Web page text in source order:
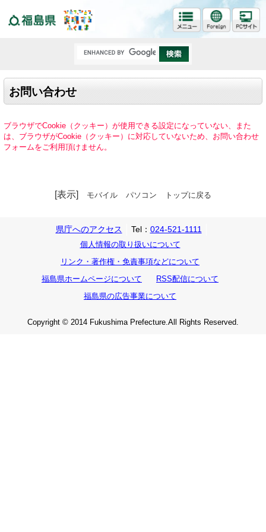
お問い合わせ
ブラウザでCookie（クッキー）が使用できる設定になっていない、また
は、ブラウザがCookie（クッキー）に対応していないため、お問い合わせ
フォームをご利用頂けません。
[表示] モバイル パソコン トップに戻る
県庁へのアクセス Tel： 024-521-1111
個人情報の取り扱いについて
リンク・著作権・免責事項などについて
福島県ホームページについて
RSS配信について
福島県の広告事業について
Copyright © 2014 Fukushima Prefecture.All Rights Reserved.